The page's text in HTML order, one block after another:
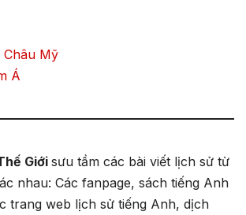
Châu Mỹ
Á
Giới sưu tầm các bài viết lịch sử từ
nhau: Các fanpage, sách tiếng Anh
trang web lịch sử tiếng Anh, dịch